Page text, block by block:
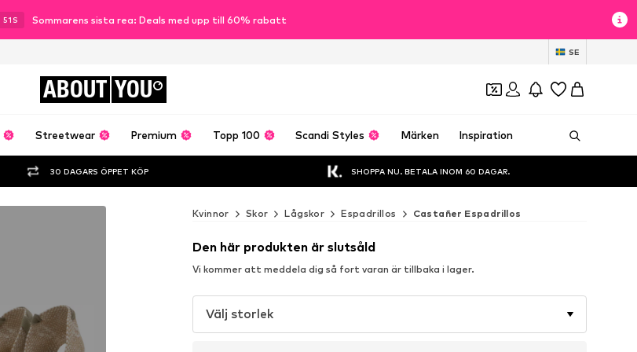
49 S Sommarens sista rea: Deals med upp till 60% rabatt
SE
ABOUT YOU
Streetwear Premium Topp 100 Scandi Styles Märken Inspiration
30 DAGARS ÖPPET KÖP SHOPPA NU. BETALA INOM 60 DAGAR.
Kvinnor Skor Lågskor Espadrillos Castañer Espadrillos
Den här produkten är slutsåld
Vi kommer att meddela dig så fort varan är tillbaka i lager.
Välj storlek